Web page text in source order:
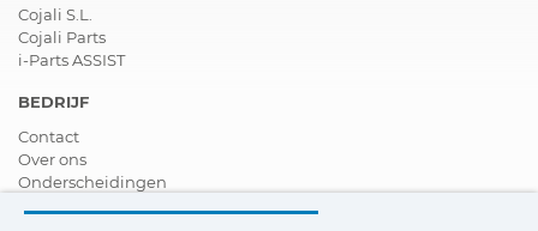
Cojali S.L.
Cojali Parts
i-Parts ASSIST
BEDRIJF
Contact
Over ons
Onderscheidingen